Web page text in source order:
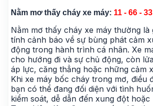
Nằm mơ thấy cháy xe máy: 11 - 66 -
Nằm mơ thấy cháy xe máy thường là
tính cảnh báo về sự bùng phát cảm
động trong hành trình cá nhân. Xe
cho hướng đi và sự chủ động, còn
áp lực, căng thẳng hoặc những cảm
Khi xe máy bốc cháy trong mơ, điều
bạn có thể đang đối diện với tình
kiểm soát, dễ dẫn đến xung đột hoặc